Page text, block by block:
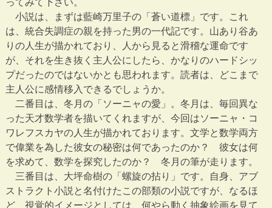
小説は、まずは藍崎万里子の「蒼い道標」です。これ
は、統合失調症の親を持った男の一代記です。山あり谷あ
りの人生が描かれており、人から見ると滑稽な運命です
が、それを生き抜く主人公にしたら、かなりのハードシッ
プだったのではないかとも思われます。読者は、どこまで
主人公に感情移入できるでしょうか。
二番目は、冬月の「ソーニャの愛」。冬月は、毎回異な
った天才数学者を描いてくれますが、今回はソーニャ・コ
ワレフスカヤの人生が描かれております。文学と数学両方
で偉業を為した彼女の秘密は何であったのか？ 彼女は何
を求めて、数学を探究したのか？ 冬月の筆が走ります。
三番目は、大坪命樹の「螺旋の拈り」です。自身、アブ
ストラクト小説と名付けたこの部類の小説ですが、なるほ
ど、視覚的イメージとしては、何やら動く抽象絵画を見て